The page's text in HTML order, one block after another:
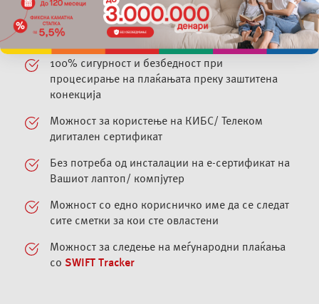
Комплетна флексибилност и плаќања директно
од Вашата канцеларија
100% сигурност и безбедност при
процесирање на плаќањата преку заштитена
конекција
Можност за користење на КИБС/ Телеком
дигитален сертификат
Без потреба од инсталации на е-сертификат на
Вашиот лаптоп/ компјутер
Можност со едно корисничко име да се следат
сите сметки за кои сте овластени
Можност за следење на меѓународни плаќања
со SWIFT Tracker